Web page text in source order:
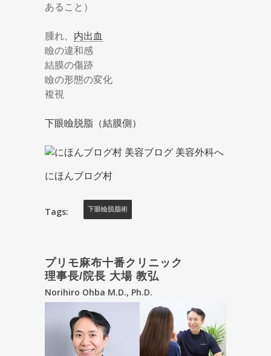
あること）
腫れ、 内出血
瞼の違和感
結膜の傷跡
瞼の形態の変化
複視
下眼瞼脱脂（結膜側）
にほんブログ村
Tags: 下眼瞼脱脂術
プリモ麻布十番クリニック
理事長/院長 大場 教弘
Norihiro Ohba M.D., Ph.D.